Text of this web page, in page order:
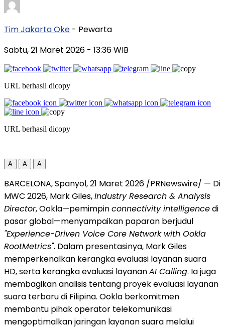
Tim Jakarta Oke - Pewarta
Sabtu, 21 Maret 2026 - 13:36 WIB
URL berhasil dicopy
URL berhasil dicopy
A A A
BARCELONA, Spanyol, 21 Maret 2026 /PRNewswire/ — Di
MWC 2026, Mark Giles,Industry Research & Analysis
Director, Ookla—pemimpinconnectivity intelligencedi
pasar global—menyampaikan paparan berjudul
"Experience-Driven Voice Core Network with Ookla
RootMetrics". Dalam presentasinya, Mark Giles
memperkenalkan kerangka evaluasi layanan suara
HD, serta kerangka evaluasi layananAI Calling. Ia juga
membagikan analisis tentang proyek evaluasi layanan
suara terbaru di Filipina. Ookla berkomitmen
membantu pihak operator telekomunikasi
mengoptimalkan jaringan layanan suara melalui